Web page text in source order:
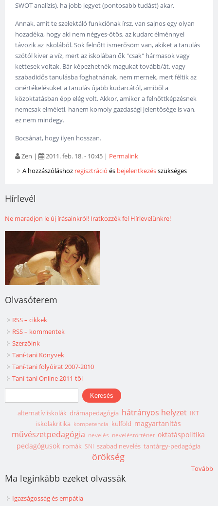
SWOT analízis), ha jobb jegyet (pontosabb tudást) akar.
Annak, amit te szelektáló funkciónak írsz, van sajnos egy olyan
hozadéka, hogy aki nem négyes-ötös, az kudarc élménnyel
távozik az iskolából. Sok felnőtt ismerősöm van, akiket a tanulás
szótól kiver a víz, mert az iskolában ők "csak" hármasok vagy
kettesek voltak. Bár képezhetnék magukat tovább/át, vagy
szabadidős tanulásba foghatnának, nem mernek, mert féltik az
önértékelésüket a tanulás újabb kudarcától, amiből a
közoktatásban épp elég volt. Akkor, amikor a felnőttképzésnek
nemcsak elméleti, hanem komoly gazdasági jelentősége is van,
ez nem mindegy.
Bocsánat, hogy ilyen hosszan.
Zen | 2011. feb. 18. - 10:45 | Permalink
A hozzászóláshoz regisztráció és bejelentkezésszükséges
Hírlevél
Ne maradjon le új írásainkról! Iratkozzék fel Hírlevelünkre!
Olvasóterem
RSS – cikkek
RSS – kommentek
Szerzőink
Taní-tani Könyvek
Taní-tani folyóirat 2007-2010
Taní-tani Online 2011-től
Keresés űrlap
Keresés
alternatív iskolák drámapedagógia hátrányos helyzet IKT
iskolakritika kompetencia külföld magyartanítás
művészetpedagógia nevelés neveléstörténet oktatáspolitika
pedagógusok romák SNI szabad nevelés tantárgy-pedagógia
örökség
Tovább
Ma leginkább ezeket olvassák
Igazságosság és empátia